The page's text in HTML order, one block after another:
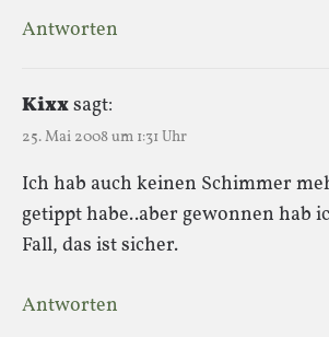
Antworten
Kixxsagt:
25. Mai 2008 um 1:31 Uhr
Ich hab auch keinen Schimmer
getippt habe..aber gewonnen hab
Fall, das ist sicher.
Antworten